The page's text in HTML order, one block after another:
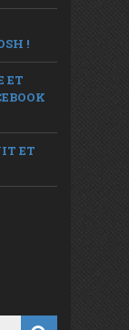
!
ET
ET